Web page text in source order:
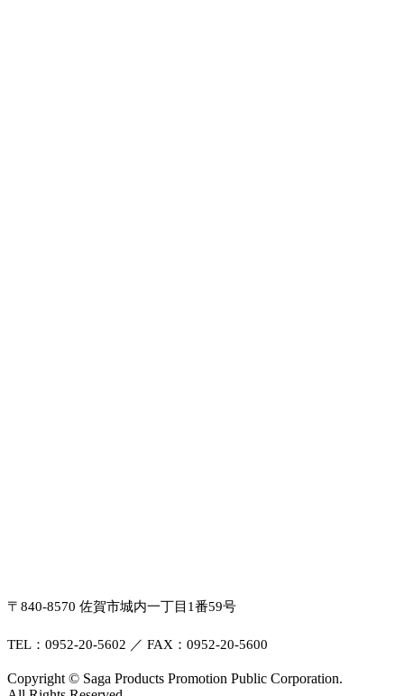
〒840-8570 佐賀市城内一丁目1番59号
TEL：0952-20-5602 ／ FAX：0952-20-5600
Copyright © Saga Products Promotion Public Corporation.